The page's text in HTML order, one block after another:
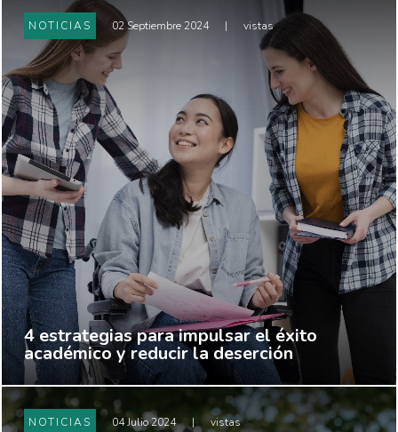
NOTICIAS 02 Septiembre 2024 | vistas
4 estrategias para impulsar el éxito
académico y reducir la deserción
NOTICIAS 04 Julio 2024 | vistas